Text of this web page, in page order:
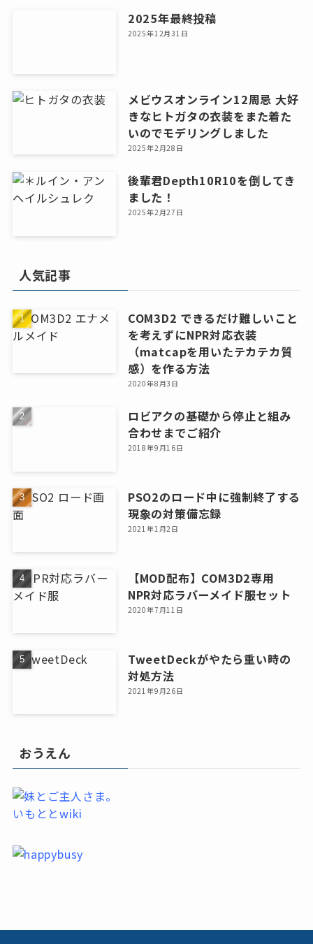
2025年最終投稿
2025年12月31日
メビウスオンライン12周忌 大好
きなヒトガタの衣装をまた着た
いのでモデリングしました
2025年2月28日
後輩君Depth10R10を倒してき
ました！
2025年2月27日
人気記事
COM3D2 できるだけ難しいこと
を考えずにNPR対応衣装
（matcapを用いたテカテカ質
感）を作る方法
2020年8月3日
ロビアクの基礎から停止と組み
合わせまでご紹介
2018年9月16日
PSO2のロード中に強制終了する
現象の対策備忘録
2021年1月2日
【MOD配布】COM3D2専用
NPR対応ラバーメイド服セット
2020年7月11日
TweetDeckがやたら重い時の
対処方法
2021年9月26日
おうえん
いもととwiki